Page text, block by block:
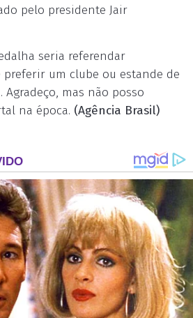
pelo presidente Jair
seria referendar
preferir um clube ou estande de
mas não posso
na época. (Agência Brasil)